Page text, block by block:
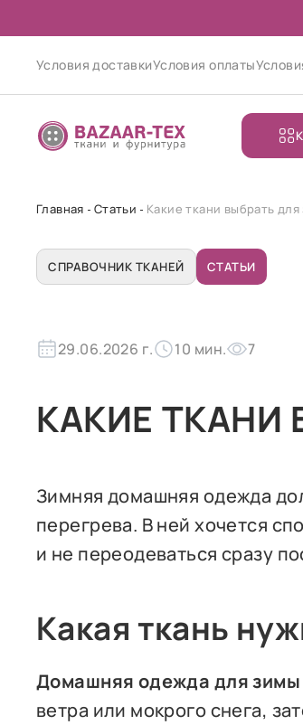
Условия доставкиУсловия оплаты
Главная Статьи Какие ткани выбрать
СПРАВОЧНИК ТКАНЕЙ СТАТЬИ
29.06.2026 г. 10 мин. 7
КАКИЕ
Зимняя домашняя одежда
перегрева. В ней хочется
и не переодеваться сразу
Какая ткань
Домашняя одежда для зимы
ветра или мокрого снега,